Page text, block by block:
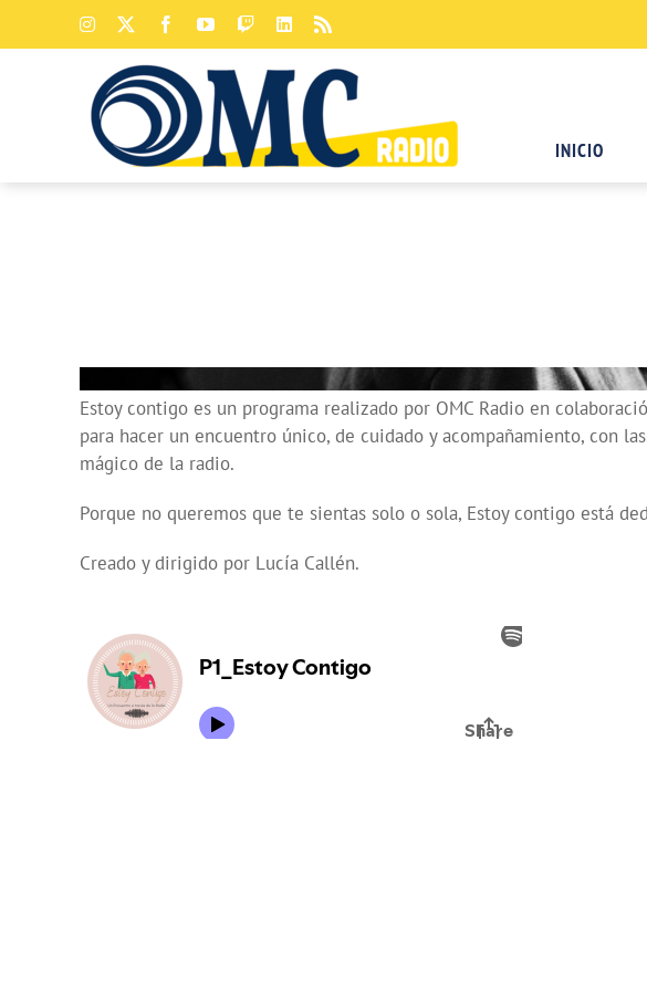
Instagram FacebookYouTube
TwitchLinkedIn
INICIO
Estoy contigo es un programa realizado por OMC Radio en
para hacer un encuentro único, de cuidado y acompañamiento, con
mágico de la radio.
Porque no queremos que te sientas solo o sola, Estoy contigo está
Creado y dirigido por Lucía Callén.